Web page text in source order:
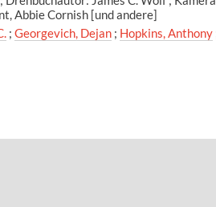
Abbie Cornish [und andere]
; Georgevich, Dejan; Hopkins, Anthony